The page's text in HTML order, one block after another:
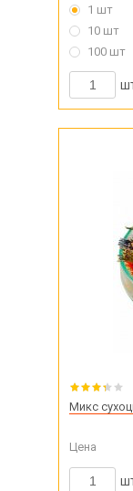
1 шт
10 шт
100 шт
Микс
Цена